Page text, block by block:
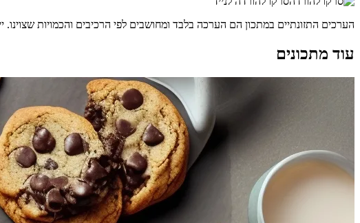
הערכים התזונתיים במתכון הם הערכה בלבד ומחושבים לפי הרכיבים והכמויות שצוינו.
עוד מתכונים